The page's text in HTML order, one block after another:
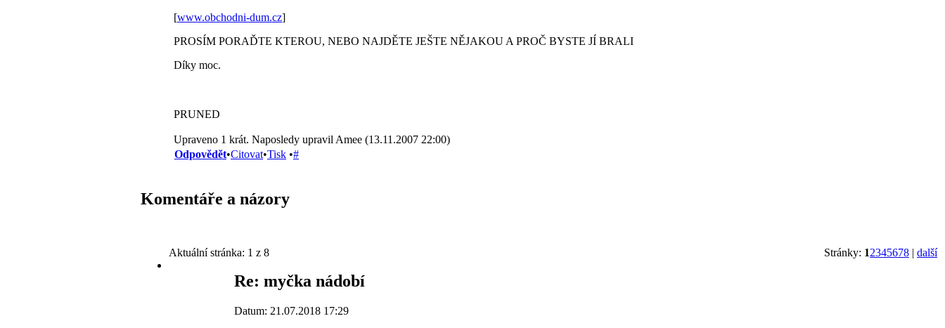
[www.obchodni-dum.cz]
PROSÍM PORAĎTE KTEROU, NEBO NAJDĚTE JEŠTE NĚJAKOU A PROČ BYSTE JÍ BRALI
Díky moc.
PRUNED
Upraveno 1 krát. Naposledy upravil Amee (13.11.2007 22:00)
Odpovědět•Citovat•Tisk •#
Komentáře a názory
Stránky: 12345678 | další
Aktuální stránka: 1 z 8
Re: myčka nádobí
Datum: 21.07.2018 17:29